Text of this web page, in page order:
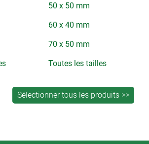
50 x 50 mm
60 x 40 mm
70 x 50 mm
Toutes les tailles